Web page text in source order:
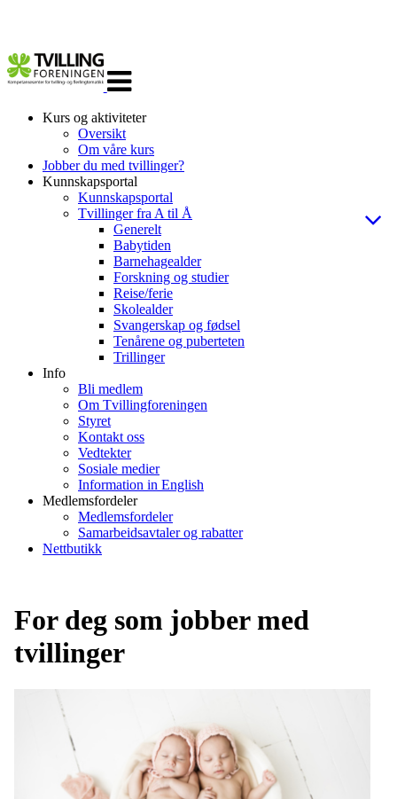
navigasjon
Kurs og aktiviteter
Oversikt
Om våre kurs
Jobber du med tvillinger?
Kunnskapsportal
Kunnskapsportal
Tvillinger fra A til Å
Generelt
Babytiden
Barnehagealder
Forskning og studier
Reise/ferie
Skolealder
Svangerskap og fødsel
Tenårene og puberteten
Trillinger
Info
Bli medlem
Om Tvillingforeningen
Styret
Kontakt oss
Vedtekter
Sosiale medier
Information in English
Medlemsfordeler
Medlemsfordeler
Samarbeidsavtaler og rabatter
Nettbutikk
For deg som jobber med
tvillinger